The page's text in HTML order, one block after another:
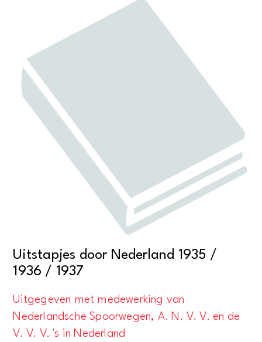
Uitstapjes door Nederland 1935 /
1936 / 1937
Uitgegeven met medewerking van
Nederlandsche Spoorwegen, A. N. V. V. en de
V. V. V. 's in Nederland